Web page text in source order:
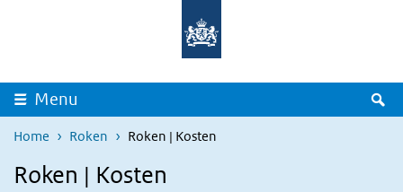
Overslaan en naar de inhoud gaan
Menu
Home Roken Roken | Kosten
Roken | Kosten